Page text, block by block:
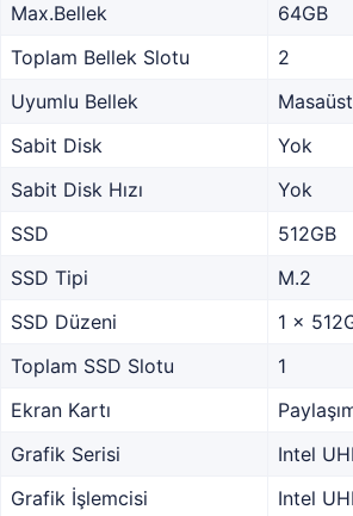
Max.Bellek
64GB
Toplam Bellek Slotu
2
Uyumlu Bellek
Sabit Disk
Yok
Sabit Disk Hızı
Yok
SSD
512GB
SSD Tipi
M.2
SSD Düzeni
1 x
Toplam SSD Slotu
1
Ekran Kartı
Grafik Serisi
Intel
Grafik İşlemcisi
Intel